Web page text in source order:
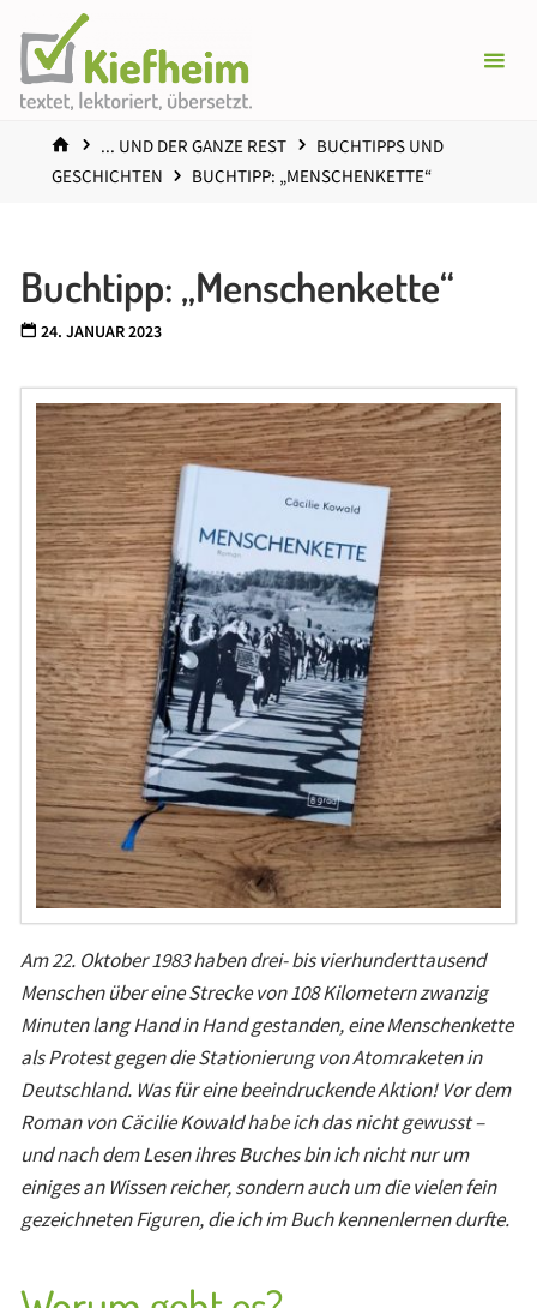
Inhalt
springen
START... UND DER GANZE REST
BUCHTIPPS UND
GESCHICHTEN
BUCHTIPP: „MENSCHENKETTE“
Buchtipp: „Menschenkette“
24. JANUAR 2023
Am 22. Oktober 1983 haben drei- bis vierhunderttausend
Menschen über eine Strecke von 108 Kilometern zwanzig
Minuten lang Hand in Hand gestanden, eine Menschenkette
als Protest gegen die Stationierung von Atomraketen in
Deutschland. Was für eine beeindruckende Aktion! Vor dem
Roman von Cäcilie Kowald habe ich das nicht gewusst –
und nach dem Lesen ihres Buches bin ich nicht nur um
einiges an Wissen reicher, sondern auch um die vielen fein
gezeichneten Figuren, die ich im Buch kennenlernen durfte.